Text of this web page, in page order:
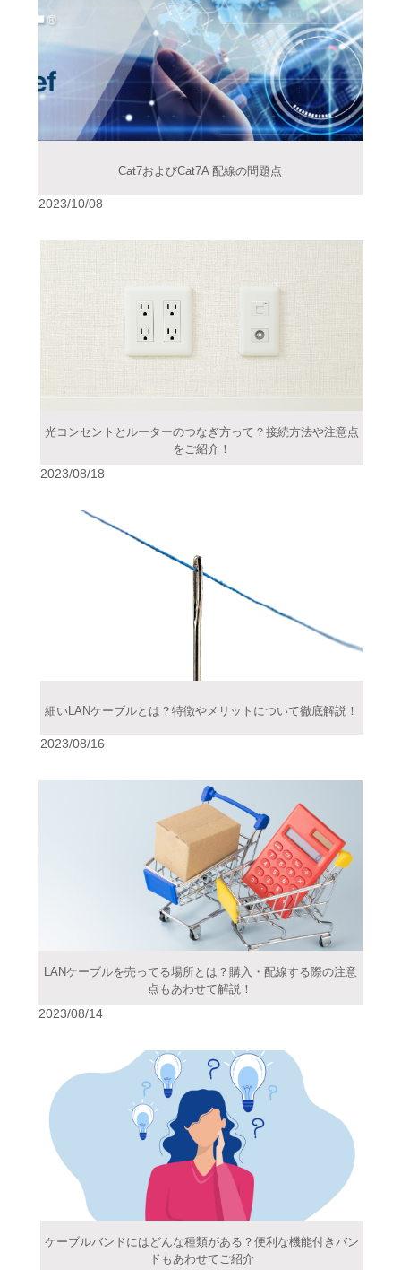
Cat7およびCat7A 配線の問題点
2023/10/08
光コンセントとルーターのつなぎ方って？接続方法や注意点
をご紹介！
2023/08/18
細いLANケーブルとは？特徴やメリットについて徹底解説！
2023/08/16
LANケーブルを売ってる場所とは？購入・配線する際の注意
点もあわせて解説！
2023/08/14
ケーブルバンドにはどんな種類がある？便利な機能付きバン
ドもあわせてご紹介